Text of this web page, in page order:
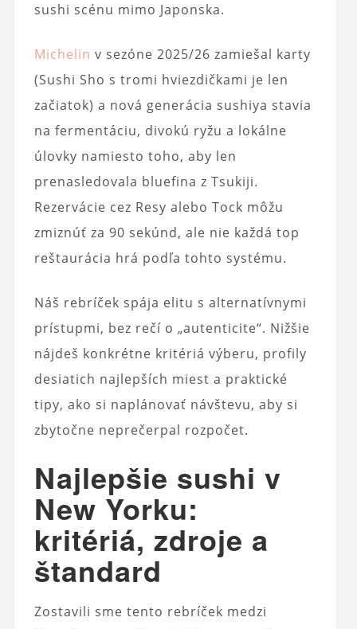
sushi scénu mimo Japonska.
Michelin v sezóne 2025/26 zamiešal karty
(Sushi Sho s tromi hviezdičkami je len
začiatok) a nová generácia sushiya stavia
na fermentáciu, divokú ryžu a lokálne
úlovky namiesto toho, aby len
prenasledovala bluefina z Tsukiji.
Rezervácie cez Resy alebo Tock môžu
zmiznúť za 90 sekúnd, ale nie každá top
reštaurácia hrá podľa tohto systému.
Náš rebríček spája elitu s alternatívnymi
prístupmi, bez rečí o „autenticite“. Nižšie
nájdeš konkrétne kritériá výberu, profily
desiatich najlepších miest a praktické
tipy, ako si naplánovať návštevu, aby si
zbytočne neprečerpal rozpočet.
Najlepšie sushi v
New Yorku:
kritériá, zdroje a
štandard
Zostavili sme tento rebríček medzi